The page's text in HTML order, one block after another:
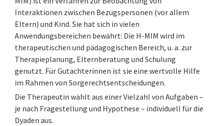
Interaktionen zwischen Bezugspersonen (vor allem
Eltern) und Kind. Sie hat sich in vielen
Anwendungsbereichen bewährt: Die H-MIM wird im
therapeutischen und pädagogischen Bereich, u. a. zur
Therapieplanung, Elternberatung und Schulung
genutzt. Für Gutachterinnen ist sie eine wertvolle Hilfe
im Rahmen von Sorgerechtsentscheidungen.
Die Therapeutin wählt aus einer Vielzahl von Aufgaben –
je nach Fragestellung und Hypothese – individuell für die
Dyaden aus.